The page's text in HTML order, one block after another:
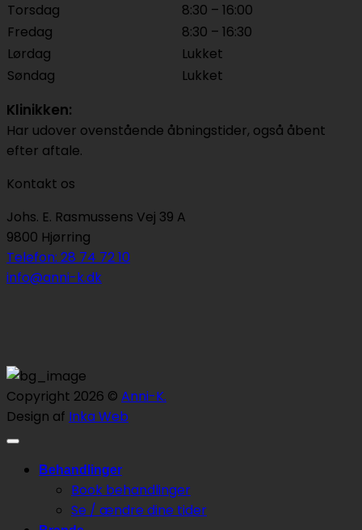
Torsdag
8:30 – 16:00
Fredag
8:30 – 16:30
Lørdag
Lukket
Søndag
Lukket
Klinikken:
Har udover ovenstående åbningstider, også åbent
efter aftale.
Kontakt os
Johs. E. Rasmussens Vej 39 A
9800 Hjørring
Telefon: 28 74 72 10
info@anni-k.dk
Copyright 2026 © Anni-K.
Design af Inka Web
Behandlinger
Book behandlinger
Se / ændre dine tider